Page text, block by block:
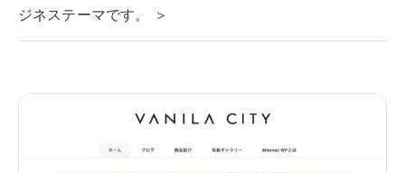
ジネステーマです。 ＞